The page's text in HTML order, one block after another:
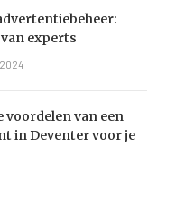
experts
voordelen van een
in Deventer voor je